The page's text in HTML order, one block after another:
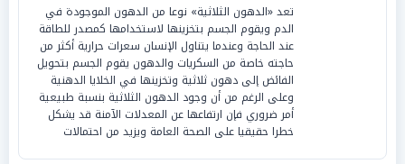
تعد «الدهون الثلاثية» نوعا من الدهون الموجودة في
الدم ويقوم الجسم بتخزينها لاستخدامها كمصدر للطاقة
عند الحاجة وعندما يتناول الإنسان سعرات حرارية أكثر من
حاجته خاصة من السكريات والدهون يقوم الجسم بتحويل
الفائض إلى دهون ثلاثية وتخزينها في الخلايا الدهنية
وعلى الرغم من أن وجود الدهون الثلاثية بنسبة طبيعية
أمر ضروري فإن ارتفاعها عن المعدلات الآمنة قد يشكل
خطرا حقيقيا على الصحة العامة ويزيد من احتمالات